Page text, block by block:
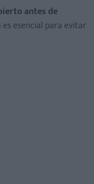
antes de
esencial para evitar